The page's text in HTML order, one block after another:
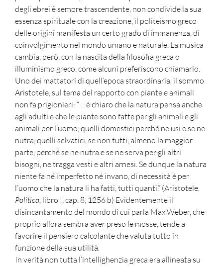
degli ebrei è sempre trascendente, non condivide la sua
essenza spirituale con la creazione, il politeismo greco
delle origini manifesta un certo grado di immanenza, di
coinvolgimento nel mondo umano e naturale. La musica
cambia, però, con la nascita della filosofia greca o
illuminismo greco, come alcuni preferiscono chiamarlo.
Uno dei mattatori di quell’epoca straordinaria, il sommo
Aristotele, sul tema del rapporto con piante e animali
non fa prigionieri: “… è chiaro che la natura pensa anche
agli adulti e che le piante sono fatte per gli animali e gli
animali per l’uomo, quelli domestici perché ne usi e se ne
nutra, quelli selvatici, se non tutti, almeno la maggior
parte, perché se ne nutra e se ne serva per gli altri
bisogni, ne tragga vesti e altri arnesi. Se dunque la natura
niente fa né imperfetto né invano, di necessità è per
l’uomo che la natura li ha fatti, tutti quanti.” (Aristotele,
Politica, libro I, cap. 8, 1256 b) Evidentemente il
disincantamento del mondo di cui parla Max Weber, che
proprio allora sembra aver preso le mosse, tende a
favorire il pensiero calcolante che valuta tutto in
funzione della sua utilità.
In verità non tutta l’intellighenzia greca era allineata su